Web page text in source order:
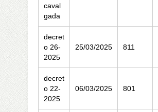
caval
gada
decret
o 26-
2025
25/03/2025 811
decret
o 22-
2025
06/03/2025 801